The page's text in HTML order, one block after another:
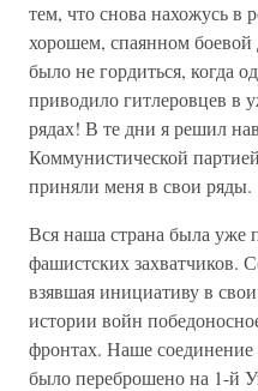
тем, что снова нахожусь в
хорошем, спаянном
было не гордиться, когда
приводило гитлеровцев в
рядах! В те дни я решил
Коммунистической
приняли меня в свои ряды.
Вся наша страна была уже
фашистских захватчиков.
взявшая инициативу в
истории войн
фронтах. Наше
было переброшено на 1-й